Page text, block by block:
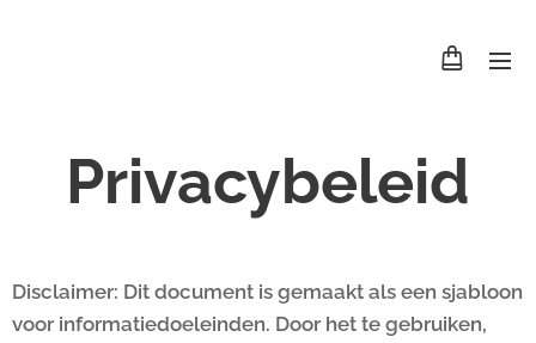
Privacybeleid
Disclaimer: Dit document is gemaakt als een sjabloon
voor informatiedoeleinden. Door het te gebruiken,